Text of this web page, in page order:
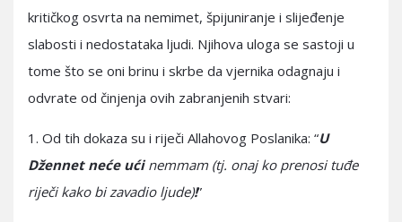
kritičkog osvrta na nemimet, špijuniranje i slijeđenje
slabosti i nedostataka ljudi. Njihova uloga se sastoji u
tome što se oni brinu i skrbe da vjernika odagnaju i
odvrate od činjenja ovih zabranjenih stvari:
1. Od tih dokaza su i riječi Allahovog Poslanika: “U
Džennet neće ući nemmam (tj. onaj ko prenosi tuđe
riječi kako bi zavadio ljude)!”